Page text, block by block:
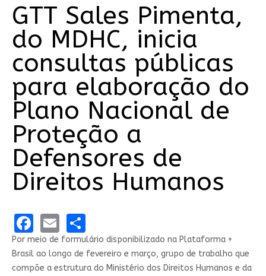
GTT Sales Pimenta,
do MDHC, inicia
consultas públicas
para elaboração do
Plano Nacional de
Proteção a
Defensores de
Direitos Humanos
Facebook
EmailShare
Por meio de formulário disponibilizado na Plataforma +
Brasil ao longo de fevereiro e março, grupo de trabalho que
compõe a estrutura do Ministério dos Direitos Humanos e da